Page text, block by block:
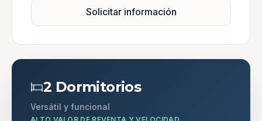
Solicitar información
2 Dormitorios
Versátil y funcional